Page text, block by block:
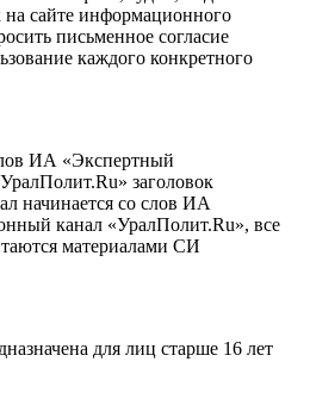
сайте информационного
письменное согласие
каждого конкретного
ИА «Экспертный
заголовок
начинается со слов ИА
канал «УралПолит.Ru», все
материалами СИ
для лиц старше 16 лет